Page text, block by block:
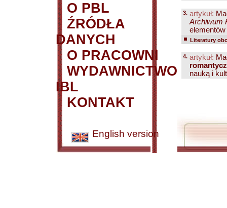
O PBL
ŹRÓDŁA
DANYCH
O PRACOWNI
WYDAWNICTWO
IBL
KONTAKT
English version
3. artykuł:
Archiwum
Literatury
4. artykuł:
nauką i